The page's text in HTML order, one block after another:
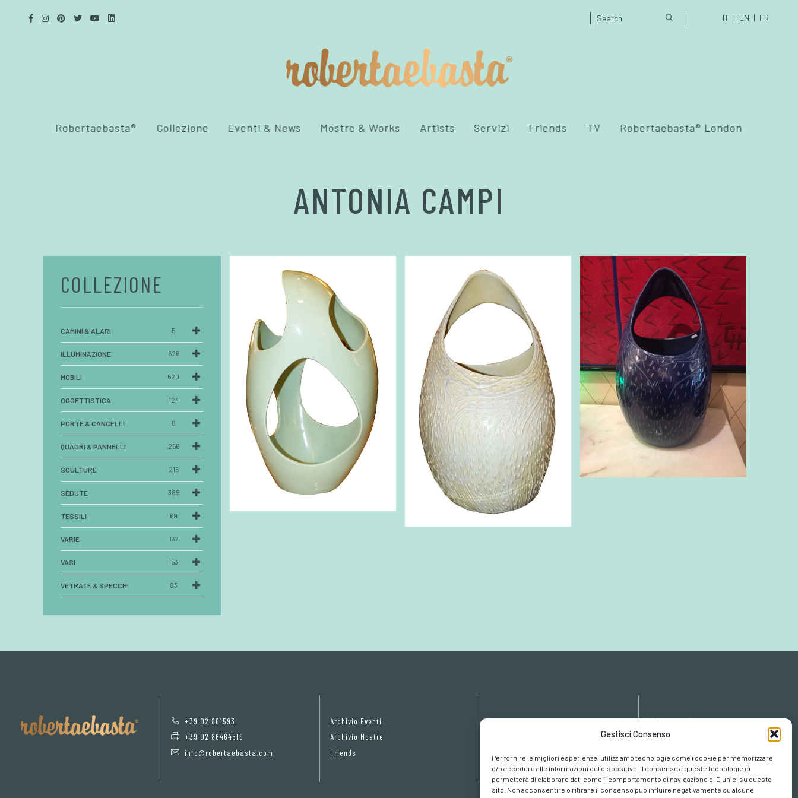
Gestisci Consenso
Per fornire le migliori esperienze, utilizziamo tecnologie come i cookie per memorizzare
e/o accedere alle informazioni del dispositivo. Il consenso a queste tecnologie ci
permetterà di elaborare dati come il comportamento di navigazione o ID unici su questo
sito. Non acconsentire o ritirare il consenso può influire negativamente su alcune
IT EN FR
Robertaebasta® Collezione Eventi & News Mostre & Works Artists Servizi Friends TV Robertaebasta® London
ANTONIA CAMPI
COLLEZIONE
CAMINI & ALARI 5
ILLUMINAZIONE 626
MOBILI 520
OGGETTISTICA 124
PORTE & CANCELLI 6
QUADRI & PANNELLI 256
SCULTURE 215
SEDUTE 385
TESSILI 69
VARIE 137
VASI 153
VETRATE & SPECCHI 83
+39 02 861593
+39 02 86464519
info@robertaebasta.com
Archivio Eventi
Archivio Mostre
Friends
Privacy Policy